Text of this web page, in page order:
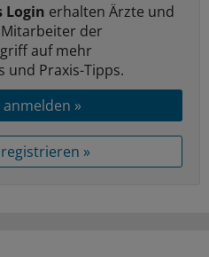
Login erhalten Ärzte und
der
auf mehr
und Praxis-Tipps.
anmelden »
»